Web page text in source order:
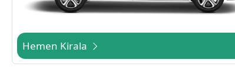
Hemen Kirala